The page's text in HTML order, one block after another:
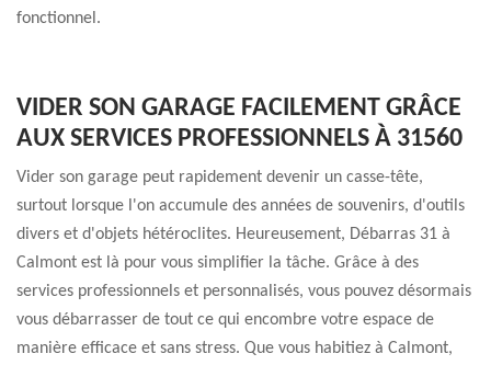
fonctionnel.
VIDER SON GARAGE FACILEMENT GRÂCE
AUX SERVICES PROFESSIONNELS À 31560
Vider son garage peut rapidement devenir un casse-tête,
surtout lorsque l'on accumule des années de souvenirs, d'outils
divers et d'objets hétéroclites. Heureusement, Débarras 31 à
Calmont est là pour vous simplifier la tâche. Grâce à des
services professionnels et personnalisés, vous pouvez désormais
vous débarrasser de tout ce qui encombre votre espace de
manière efficace et sans stress. Que vous habitiez à Calmont,